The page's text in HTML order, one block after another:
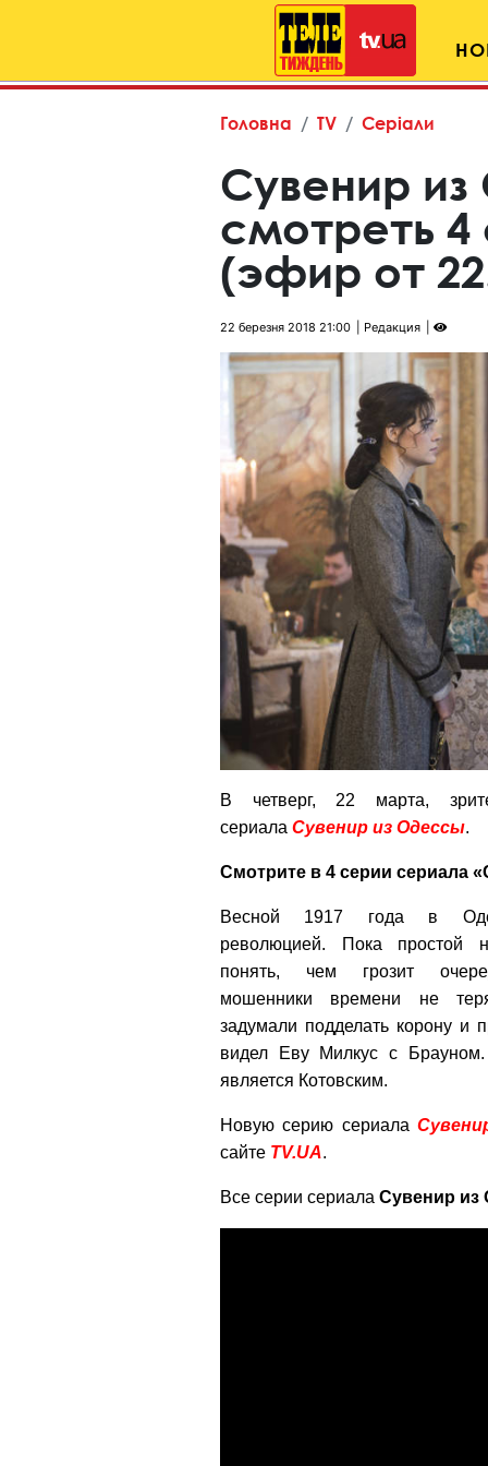
Головна TV Серіали
Сувенир
смотреть
(эфир от
22 березня 2018 21:00 Редакция
В четверг, 22 марта,
сериала Сувенир из Одессы.
Смотрите в 4 серии сериала
Весной 1917 года в
революцией. Пока простой
понять, чем грозит
мошенники времени не
задумали подделать корону и
видел Еву Милкус с Брауном.
является Котовским.
Новую серию сериала
сайте TV.UA.
Все серии сериала Сувенир из